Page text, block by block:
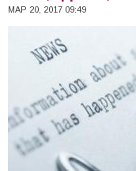
ΜΑΡ 20, 2017 09:49